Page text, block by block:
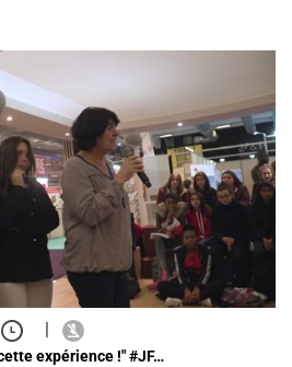
|
expérience !" #JF…